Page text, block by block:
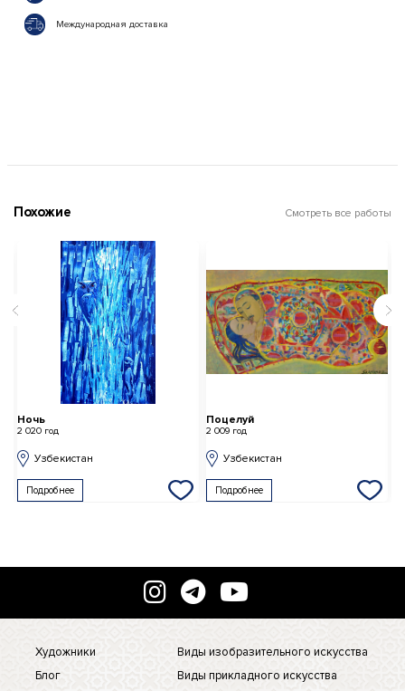
Международная доставка
Похожие Смотреть все работы
Ночь
2 020 год
Узбекистан
Подробнее
Поцелуй
2 009 год
Узбекистан
Подробнее
Художники
Блог
Виды изобразительного искусства
Виды прикладного искусства